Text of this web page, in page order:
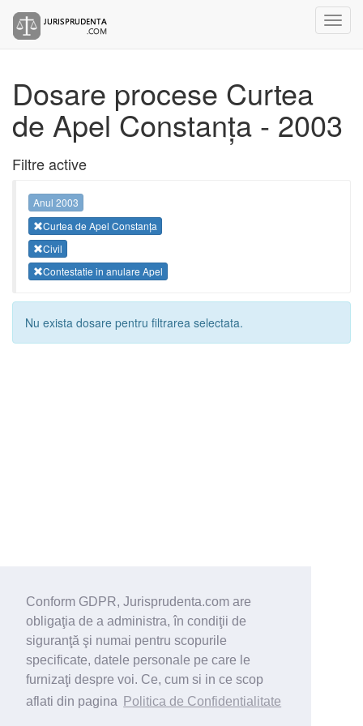
Conform GDPR, Jurisprudenta.com are
obligaţia de a administra, în condiţii de
siguranţă şi numai pentru scopurile
specificate, datele personale pe care le
furnizaţi despre voi. Ce, cum si in ce scop
aflati din pagina
Politica de Confidentialitate
Dosare procese Curtea
de Apel Constanța - 2003
Filtre active
Anul 2003
Curtea de Apel Constanța
Civil
Contestatie in anulare Apel
Nu exista dosare pentru filtrarea selectata.